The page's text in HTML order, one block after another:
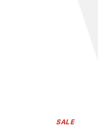
SALE